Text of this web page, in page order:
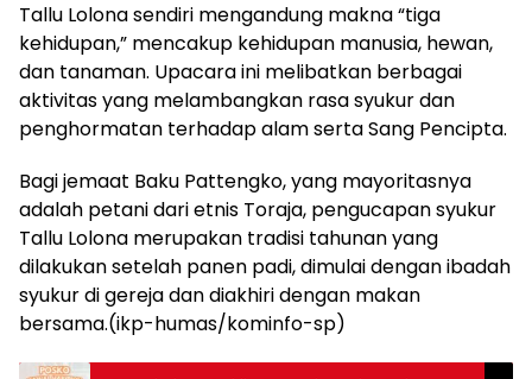
Tallu Lolona sendiri mengandung makna “tiga
kehidupan,” mencakup kehidupan manusia, hewan,
dan tanaman. Upacara ini melibatkan berbagai
aktivitas yang melambangkan rasa syukur dan
penghormatan terhadap alam serta Sang Pencipta.
Bagi jemaat Baku Pattengko, yang mayoritasnya
adalah petani dari etnis Toraja, pengucapan syukur
Tallu Lolona merupakan tradisi tahunan yang
dilakukan setelah panen padi, dimulai dengan ibadah
syukur di gereja dan diakhiri dengan makan
bersama.(ikp-humas/kominfo-sp)